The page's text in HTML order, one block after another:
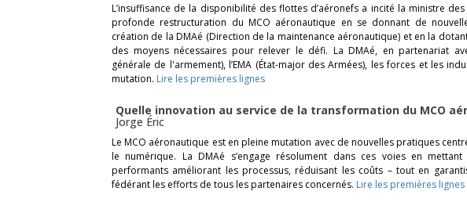
L’insuffisance de la disponibilité des flottes d’aéronefs a incité la ministre
profonde restructuration du MCO aéronautique en se donnant de
création de la DMAé (Direction de la maintenance aéronautique) et en la
des moyens nécessaires pour relever le défi. La DMAé, en partenariat
générale de l'armement), l’EMA (État-major des Armées), les forces et les
mutation. Lire les premières lignes
Quelle innovation au service de la transformation du MCO
Jorge Éric
Le MCO aéronautique est en pleine mutation avec de nouvelles pratiques
le numérique. La DMAé s’engage résolument dans ces voies en
performants améliorant les processus, réduisant les coûts – tout en
fédérant les efforts de tous les partenaires concernés. Lire les premières lignes